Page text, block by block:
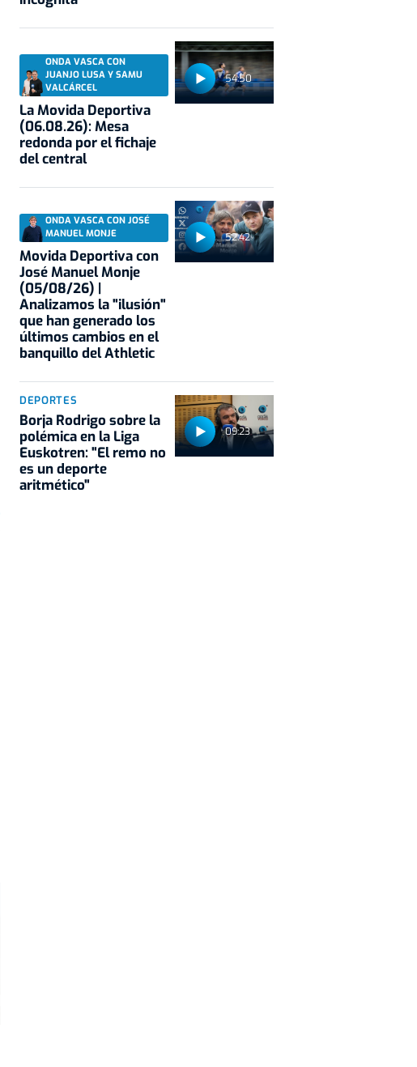
54:50
ONDA VASCA CON
JUANJO LUSA Y SAMU
VALCÁRCEL
La Movida Deportiva
(06.08.26): Mesa
redonda por el fichaje
del central
52:42
ONDA VASCA CON JOSÉ
MANUEL MONJE
Movida Deportiva con
José Manuel Monje
(05/08/26) |
Analizamos la "ilusión"
que han generado los
últimos cambios en el
banquillo del Athletic
09:23
DEPORTES
Borja Rodrigo sobre la
polémica en la Liga
Euskotren: "El remo no
es un deporte
aritmético"